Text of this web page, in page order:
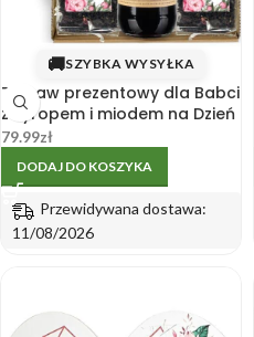
🚚SZYBKA WYSYŁKA
Zestaw prezentowy dla Babci
z syropem i miodem na Dzień
Babci
79.99zł
DODAJ DO KOSZYKA
Przewidywana dostawa:
11/08/2026